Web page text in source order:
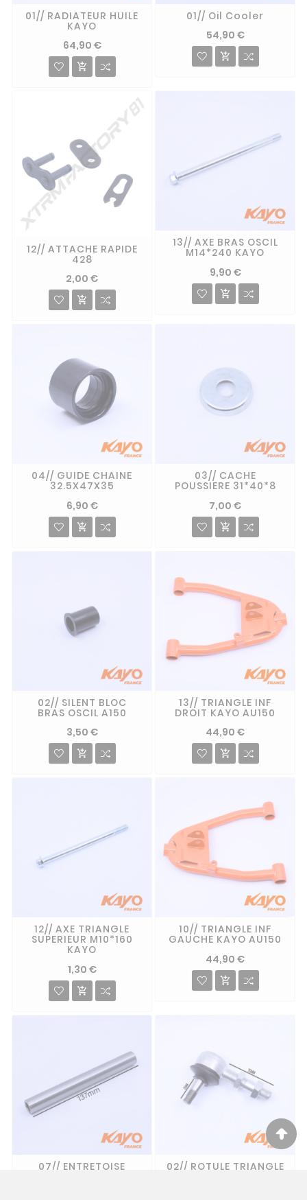
01// RADIATEUR HUILE
KAYO
64,90 €

01// Oil Cooler
54,90 €

12// ATTACHE RAPIDE
428
2,00 €

13// AXE BRAS OSCIL
M14*240 KAYO
9,90 €

04// GUIDE CHAINE
32.5X47X35
6,90 €

03// CACHE
POUSSIERE 31*40*8
7,00 €

02// SILENT BLOC
BRAS OSCIL A150
3,50 €

13// TRIANGLE INF
DROIT KAYO AU150
44,90 €

12// AXE TRIANGLE
SUPERIEUR M10*160
KAYO
1,30 €

10// TRIANGLE INF
GAUCHE KAYO AU150
44,90 €

07// ENTRETOISE 02// ROTULE TRIANGLE